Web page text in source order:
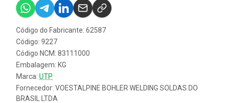
Código do Fabricante: 62587
Código: 9227
Código NCM: 83111000
Embalagem: KG
Marca: UTP
Fornecedor: VOESTALPINE BOHLER WELDING SOLDAS DO
BRASIL LTDA